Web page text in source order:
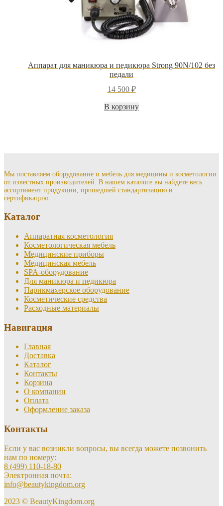
Аппарат для маникюра и педикюра Strong 90N/102 без
педали
14 500 ₽
В корзину
Мы поставляем оборудование и мебель для медицины и косметологии
от известных производителей. В нашем каталоге вы найдёте весь
ассортимент продукции, прошедшей стандартизацию и
сертификацию.
Каталог
Аппаратная косметология
Косметологическая мебель
Медицинские приборы
Медицинская мебель
SPA-оборудование
Для маникюра и педикюра
Парикмахерское оборудование
Косметические средства
Расходные материалы
Навигация
Главная
Доставка
Каталог
Контакты
Корзина
О компании
Оплата
Оформление заказа
Контакты
Если у вас возникли вопросы, вы всегда можете позвонить
нам по номеру:
8 (499) 110-18-80
Электронная почта:
info@beautykingdom.org
2023 © BeautyKingdom.org